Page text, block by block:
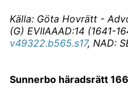
Källa: Göta Hovrätt -
(G) EVIIAAAD:14 (1641-
v49322.b565.s17, NAD:
Sunnerbo häradsrätt